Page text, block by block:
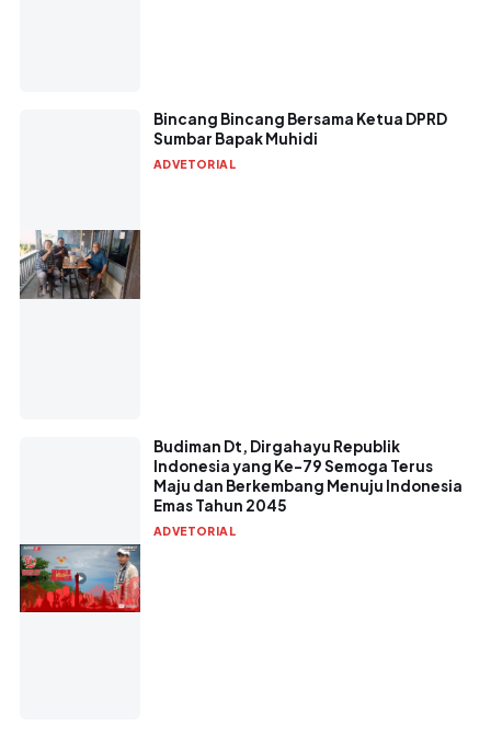
Bincang Bincang Bersama Ketua DPRD
Sumbar Bapak Muhidi
ADVETORIAL
Budiman Dt, Dirgahayu Republik
Indonesia yang Ke-79 Semoga Terus
Maju dan Berkembang Menuju Indonesia
Emas Tahun 2045
ADVETORIAL